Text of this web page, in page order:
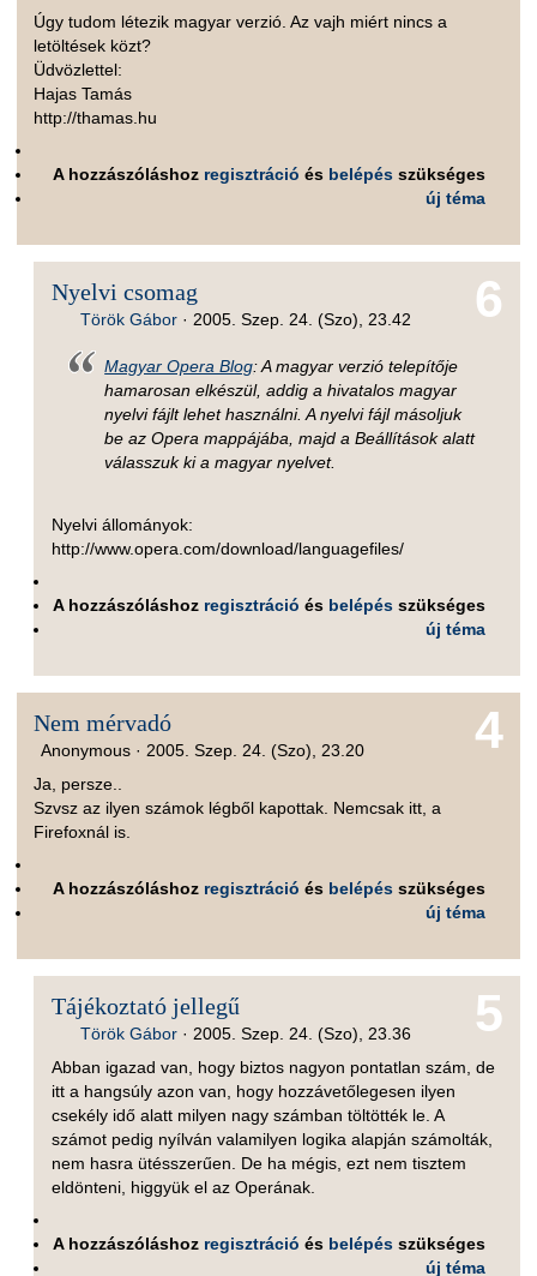
Úgy tudom létezik magyar verzió. Az vajh miért nincs a
letöltések közt?
Üdvözlettel:
Hajas Tamás
http://thamas.hu
A hozzászóláshoz regisztráció és belépés szükséges
új téma
6
Nyelvi csomag
Török Gábor· 2005. Szep. 24. (Szo), 23.42
Magyar Opera Blog: A magyar verzió telepítője
hamarosan elkészül, addig a hivatalos magyar
nyelvi fájlt lehet használni. A nyelvi fájl másoljuk
be az Opera mappájába, majd a Beállítások alatt
válasszuk ki a magyar nyelvet.
Nyelvi állományok:
http://www.opera.com/download/languagefiles/
A hozzászóláshoz regisztráció és belépés szükséges
új téma
4
Nem mérvadó
Anonymous ·2005. Szep. 24. (Szo), 23.20
Ja, persze..
Szvsz az ilyen számok légből kapottak. Nemcsak itt, a
Firefoxnál is.
A hozzászóláshoz regisztráció és belépés szükséges
új téma
5
Tájékoztató jellegű
Török Gábor· 2005. Szep. 24. (Szo), 23.36
Abban igazad van, hogy biztos nagyon pontatlan szám, de
itt a hangsúly azon van, hogy hozzávetőlegesen ilyen
csekély idő alatt milyen nagy számban töltötték le. A
számot pedig nyílván valamilyen logika alapján számolták,
nem hasra ütésszerűen. De ha mégis, ezt nem tisztem
eldönteni, higgyük el az Operának.
A hozzászóláshoz regisztráció és belépés szükséges
új téma